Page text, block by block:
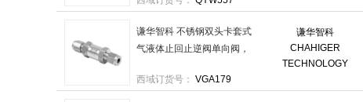
套3分-出口卡套3分 售卖规
谦华智科
CHAHIGER
TECHNOLOGY
谦华智科 不锈钢双头卡套式
气液体止回止逆阀单向阀，
套1分-出口卡套1分 售卖规
西域订货号： VGA179